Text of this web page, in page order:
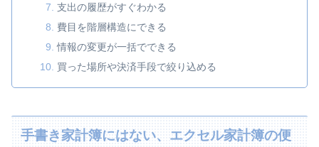
支出の履歴がすぐわかる
費目を階層構造にできる
情報の変更が一括でできる
買った場所や決済手段で絞り込める
手書き家計簿にはない、エクセル家計簿の便